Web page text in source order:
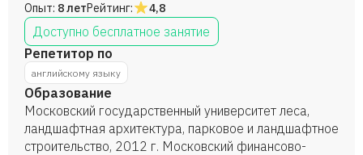
Опыт: 8 летРейтинг: 4,8
Доступно бесплатное занятие
Репетитор по
английскому языку
Образование
Московский государственный университет леса,
ландшафтная архитектура, парковое и ландшафтное
строительство, 2012 г. Московский финансово-